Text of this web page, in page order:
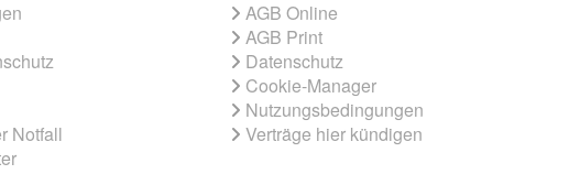
Notfall
AGB Online
AGB Print
Datenschutz
Cookie-Manager
Nutzungsbedingungen
Verträge hier kündigen